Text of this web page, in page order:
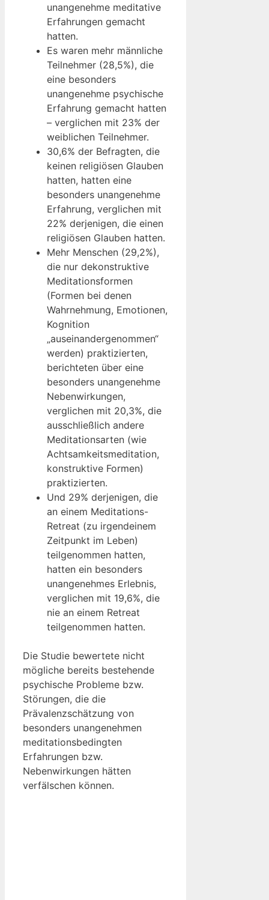
unangenehme meditative
Erfahrungen gemacht
hatten.
Es waren mehr männliche
Teilnehmer (28,5%), die
eine besonders
unangenehme psychische
Erfahrung gemacht hatten
– verglichen mit 23% der
weiblichen Teilnehmer.
30,6% der Befragten, die
keinen religiösen Glauben
hatten, hatten eine
besonders unangenehme
Erfahrung, verglichen mit
22% derjenigen, die einen
religiösen Glauben hatten.
Mehr Menschen (29,2%),
die nur dekonstruktive
Meditationsformen
(Formen bei denen
Wahrnehmung, Emotionen,
Kognition
„auseinandergenommen“
werden) praktizierten,
berichteten über eine
besonders unangenehme
Nebenwirkungen,
verglichen mit 20,3%, die
ausschließlich andere
Meditationsarten (wie
Achtsamkeitsmeditation,
konstruktive Formen)
praktizierten.
Und 29% derjenigen, die
an einem Meditations-
Retreat (zu irgendeinem
Zeitpunkt im Leben)
teilgenommen hatten,
hatten ein besonders
unangenehmes Erlebnis,
verglichen mit 19,6%, die
nie an einem Retreat
teilgenommen hatten.
Die Studie bewertete nicht
mögliche bereits bestehende
psychische Probleme bzw.
Störungen, die die
Prävalenzschätzung von
besonders unangenehmen
meditationsbedingten
Erfahrungen bzw.
Nebenwirkungen hätten
verfälschen können.